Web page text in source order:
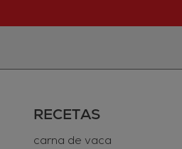
RECETAS
carna de vaca